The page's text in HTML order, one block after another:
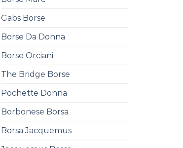
Gabs Borse
Borse Da Donna
Borse Orciani
The Bridge Borse
Pochette Donna
Borbonese Borsa
Borsa Jacquemus